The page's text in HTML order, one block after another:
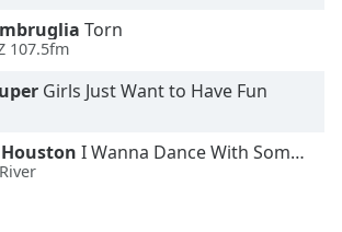
Torn
107.5fm
Girls Just Want to Have Fun
I Wanna Dance With Somebody